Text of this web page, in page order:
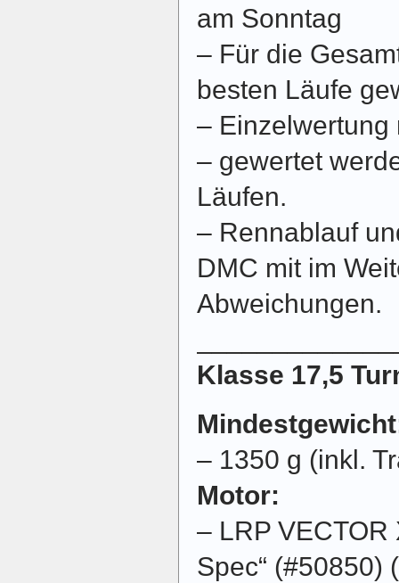
am Sonntag
– Für die
besten Läufe
– Einzelwertung
– gewertet
Läufen.
– Rennablauf
DMC mit im
Abweichungen.
Klasse 17,5
– 1350 g (inkl.
Motor:
– LRP VECTOR
Spec“ (#50850)